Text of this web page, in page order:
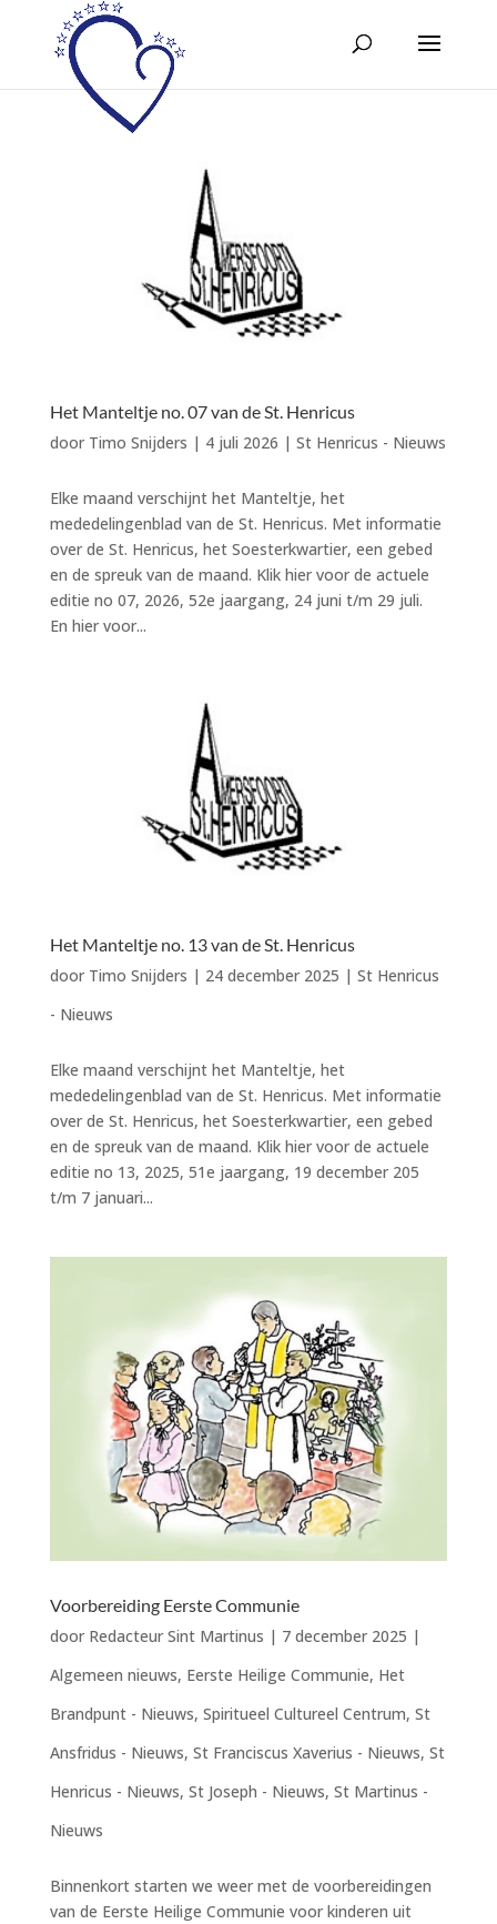
Het Manteltje no. 07 van de St. Henricus
door Timo Snijders | 4 juli 2026 | St Henricus - Nieuws
Elke maand verschijnt het Manteltje, het
mededelingenblad van de St. Henricus. Met informatie
over de St. Henricus, het Soesterkwartier, een gebed
en de spreuk van de maand. Klik hier voor de actuele
editie no 07, 2026, 52e jaargang, 24 juni t/m 29 juli.
En hier voor...
Het Manteltje no. 13 van de St. Henricus
door Timo Snijders | 24 december 2025 | St Henricus
- Nieuws
Elke maand verschijnt het Manteltje, het
mededelingenblad van de St. Henricus. Met informatie
over de St. Henricus, het Soesterkwartier, een gebed
en de spreuk van de maand. Klik hier voor de actuele
editie no 13, 2025, 51e jaargang, 19 december 205
t/m 7 januari...
Voorbereiding Eerste Communie
door Redacteur Sint Martinus | 7 december 2025 |
Algemeen nieuws, Eerste Heilige Communie, Het
Brandpunt - Nieuws, Spiritueel Cultureel Centrum, St
Ansfridus - Nieuws, St Franciscus Xaverius - Nieuws, St
Henricus - Nieuws, St Joseph - Nieuws, St Martinus -
Nieuws
Binnenkort starten we weer met de voorbereidingen
van de Eerste Heilige Communie voor kinderen uit